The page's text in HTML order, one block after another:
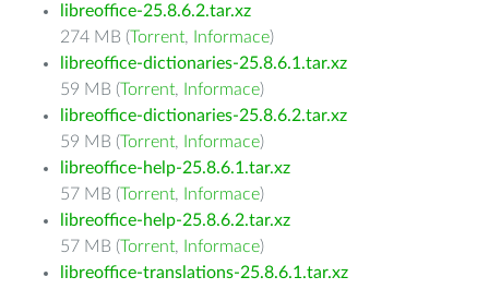
libreoffice-25.8.6.2.tar.xz
274 MB (Torrent, Informace)
libreoffice-dictionaries-25.8.6.1.tar.xz
59 MB (Torrent, Informace)
libreoffice-dictionaries-25.8.6.2.tar.xz
59 MB (Torrent, Informace)
libreoffice-help-25.8.6.1.tar.xz
57 MB (Torrent, Informace)
libreoffice-help-25.8.6.2.tar.xz
57 MB (Torrent, Informace)
libreoffice-translations-25.8.6.1.tar.xz